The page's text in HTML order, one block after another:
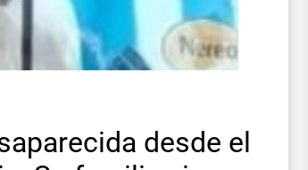
desde el